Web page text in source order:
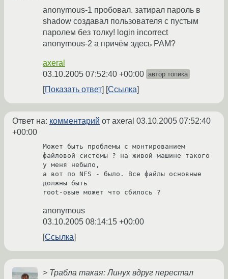
anonymous-1 пробовал. затирал пароль в
shadow создавал пользователя с пустым
паролем без толку! login incorrect
anonymous-2 а причём здесь PAM?
axeral
03.10.2005 07:52:40 +00:00 автор топика
Показать ответ Ссылка
Ответ на: комментарий от axeral 03.10.2005 07:52:40
+00:00
Может быть проблемы с монтированием
файловой системы ? на живой машине такого
у меня небыло,
а вот по NFS - было. Все файлы основные
должны быть
root-овые может что сбилось ?
anonymous
03.10.2005 08:14:15 +00:00
Ссылка
> Трабла такая: Линух вдруг перестал